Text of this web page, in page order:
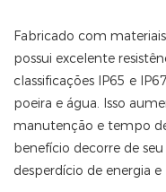
Fabricado com materiais
possui excelente
classificações IP65 e
poeira e água. Isso
manutenção e tempo
benefício decorre de
desperdício de energia